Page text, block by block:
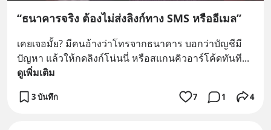
“ธนาคารจริง ต้องไม่ส่งลิงก์ทาง SMS หรืออีเมล”
เคยเจอมั้ย? มีคนอ้างว่าโทรจากธนาคาร บอกว่าบัญชีมี
ปัญหา แล้วให้กดลิงก์โน่นนี่ หรือสแกนคิวอาร์โค้ดทันที...
ดูเพิ่มเติม
3 บันทึก 7 1 4